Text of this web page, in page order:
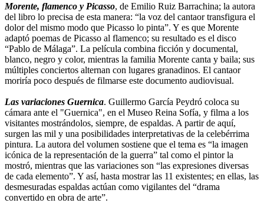
Morente, flamenco y Picasso, de Emilio Ruiz Barrachina; la autora
del libro lo precisa de esta manera: “la voz del cantaor transfigura el
dolor del mismo modo que Picasso lo pinta”. Y es que Morente
adaptó poemas de Picasso al flamenco; su resultado es el disco
“Pablo de Málaga”. La película combina ficción y documental,
blanco, negro y color, mientras la familia Morente canta y baila; sus
múltiples conciertos alternan con lugares granadinos. El cantaor
moriría poco después de filmarse este documento audiovisual.
Las variaciones Guernica. Guillermo García Peydró coloca su
cámara ante el "Guernica", en el Museo Reina Sofía, y filma a los
visitantes mostrándolos, siempre, de espaldas. A partir de aquí,
surgen las mil y una posibilidades interpretativas de la celebérrima
pintura. La autora del volumen sostiene que el tema es “la imagen
icónica de la representación de la guerra” tal como el pintor la
mostró, mientras que las variaciones son “las expresiones diversas
de cada elemento”. Y así, hasta mostrar las 11 existentes; en ellas, las
desmesuradas espaldas actúan como vigilantes del “drama
convertido en obra de arte”.